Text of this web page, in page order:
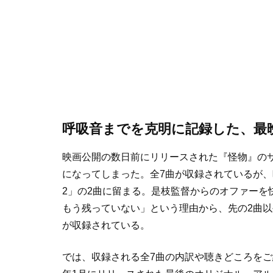
呼吸音までを克明に記録した、最
映画公開の数日前にリリースされた『怪物』
になってしまった。全7曲が収録されているが
2」の2曲に留まる。是枝監督からのオファー
もう残っていない」という理由から、先の2曲
が収録されている。
では、収録される全7曲の内訳や聴きどころを